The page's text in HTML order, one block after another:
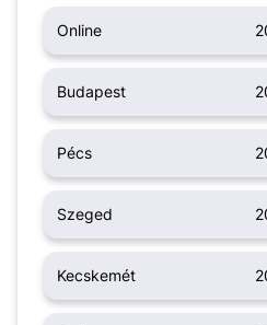
Online
Budapest
Pécs
Szeged
Kecskemét